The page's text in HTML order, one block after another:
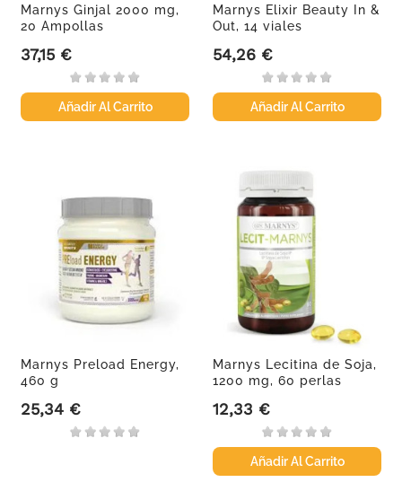
Marnys Ginjal 2000 mg,
20 Ampollas
Precio
37,15 €
Añadir Al Carrito
Marnys Elixir Beauty In &
Out, 14 viales
Precio
54,26 €
Añadir Al Carrito
Marnys Preload Energy,
460 g
Precio
25,34 €
Marnys Lecitina de Soja,
1200 mg, 60 perlas
Precio
12,33 €
Añadir Al Carrito